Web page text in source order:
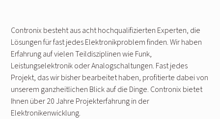
Contronix besteht aus acht hochqualifizierten Experten, die
Lösungen für fast jedes Elektronikproblem finden. Wir haben
Erfahrung auf vielen Teildisziplinen wie Funk,
Leistungselektronik oder Analogschaltungen. Fast jedes
Projekt, das wir bisher bearbeitet haben, profitierte dabei von
unserem ganzheitlichen Blick auf die Dinge. Contronix bietet
Ihnen über 20 Jahre Projekterfahrung in der
Elektronikenwicklung.